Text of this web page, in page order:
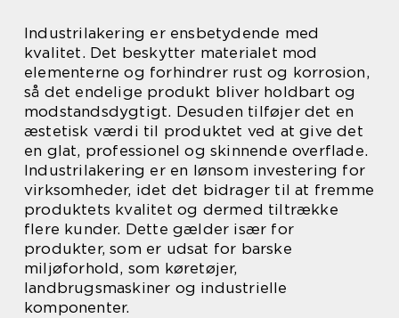
Industrilakering er ensbetydende med
kvalitet. Det beskytter materialet mod
elementerne og forhindrer rust og korrosion,
så det endelige produkt bliver holdbart og
modstandsdygtigt. Desuden tilføjer det en
æstetisk værdi til produktet ved at give det
en glat, professionel og skinnende overflade.
Industrilakering er en lønsom investering for
virksomheder, idet det bidrager til at fremme
produktets kvalitet og dermed tiltrække
flere kunder. Dette gælder især for
produkter, som er udsat for barske
miljøforhold, som køretøjer,
landbrugsmaskiner og industrielle
komponenter.